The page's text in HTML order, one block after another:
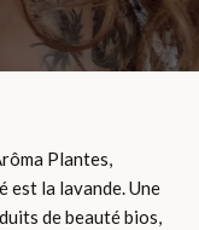
Plantes,
est la lavande. Une
de beauté bios,